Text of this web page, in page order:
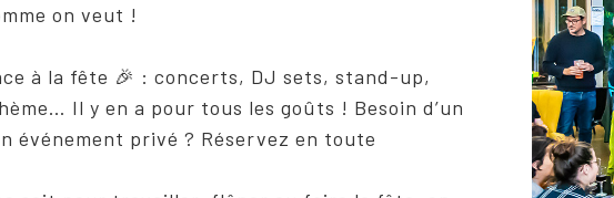
on veut !
à la fête 🎉 : concerts, DJ sets, stand-up,
Il y en a pour tous les goûts ! Besoin d’un
événement privé ? Réservez en toute